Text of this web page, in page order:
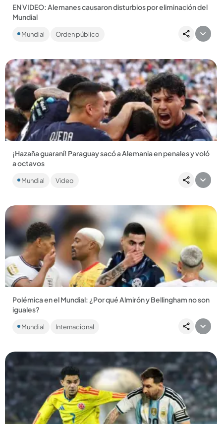
EN VIDEO: Alemanes causaron disturbios por eliminación del
Mundial
Las fuerzas del orden tuvieron que intervenir en Berlín para
que la situación no pasara a mayores. ...
Mundial Orden público
Compartir Noticia
¡Hazaña guaraní! Paraguay sacó a Alemania en penales y voló
a octavos
Histórico golpe en el Estadio Boston. La Albirroja de Alfaro
resistió con el alma, igualó 1-1 con los teutones y los
Mundial Video
Compartir Noticia
Polémica en el Mundial: ¿Por qué Almirón y Bellingham no son
iguales?
inconformidad porque al inglés Jude Bellingham no le
Mundial Internacional
Compartir Noticia